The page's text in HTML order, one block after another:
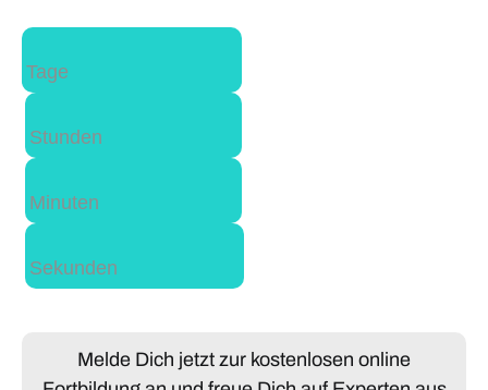
Tage
Stunden
Minuten
Sekunden
Melde Dich jetzt zur kostenlosen online